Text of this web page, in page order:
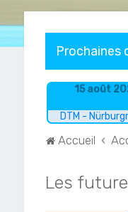
Prochaines
15 août
DTM -
Accueil
Les